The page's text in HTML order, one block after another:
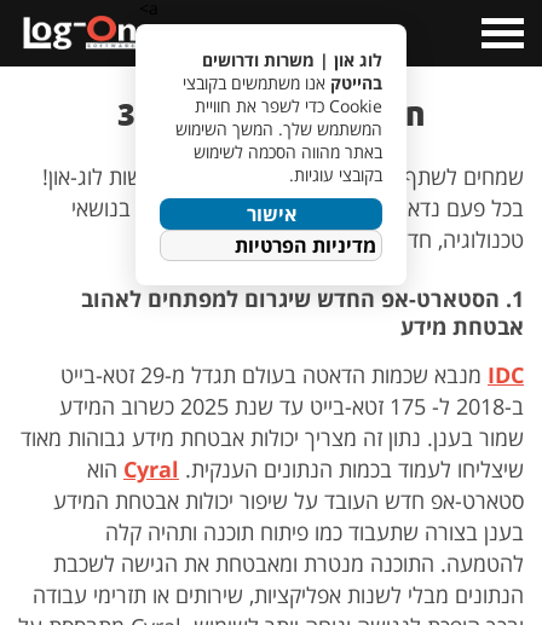
Menu
חדשות לוג-און 30.1.20
שמחים לשתף אתכם בפינה הראשונה של חדשות לוג-און!
בכל פעם נדאג לעדכן אתכם בחדשות מהעולם בנושאי
טכנולוגיה, חדשנות, פיתוח ועוד…
1. הסטארט-אפ החדש שיגרום למפתחים לאהוב
אבטחת מידע
IDC
מנבא שכמות הדאטה בעולם תגדל מ-29 זטא-בייט
ב-2018 ל- 175 זטא-בייט עד שנת 2025 כשרוב המידע
שמור בענן. נתון זה מצריך יכולות אבטחת מידע גבוהות מאוד
שיצליחו לעמוד בכמות הנתונים הענקית. Cyral הוא
סטארט-אפ חדש העובד על שיפור יכולות אבטחת המידע
בענן בצורה שתעבוד כמו פיתוח תוכנה ותהיה קלה
להטמעה. התוכנה מנטרת ומאבטחת את הגישה לשכבת
הנתונים מבלי לשנות אפליקציות, שירותים או תזרימי עבודה
לוג און | משרות ודרושים
בהייטק אנו משתמשים בקובצי
Cookie כדי לשפר את חוויית
המשתמש שלך. המשך השימוש
באתר מהווה הסכמה לשימוש
בקובצי עוגיות.
אישור
מדיניות הפרטיות